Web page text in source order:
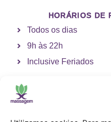
HORÁRIOS DE
Todos os dias
9h às 22h
Inclusive Feriados
Granja Viana: (11)